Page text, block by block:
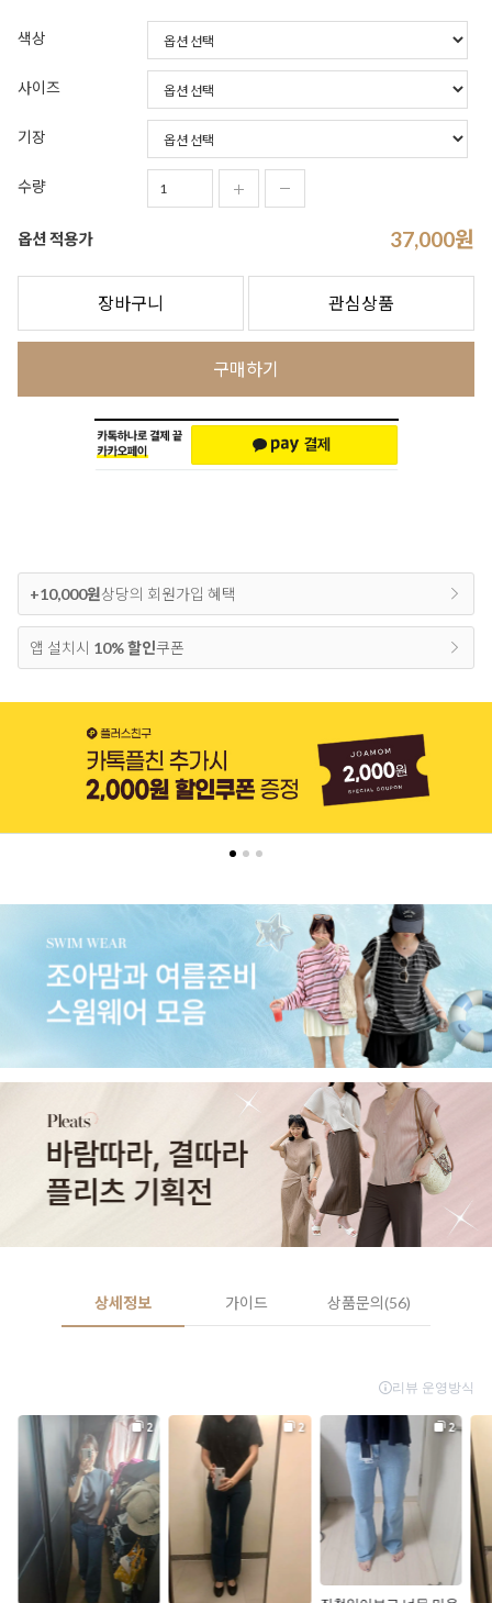
색상
사이즈
기장
수량
옵션 적용가 37,000원
장바구니 관심상품
구매하기
+10,000원상당의 회원가입 혜택
앱 설치시 10% 할인쿠폰
상세정보 가이드 상품문의(56)